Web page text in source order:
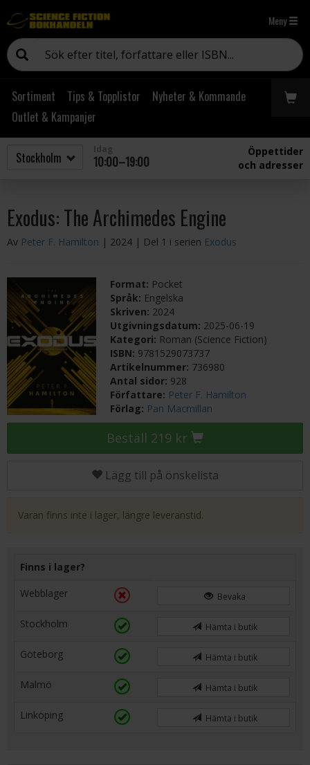
Meny
Sortiment Tips & Topplistor
Nyheter & Kommande
Outlet & Kampanjer
10:00–19:00
Öppettider
och adresser
Exodus: The Archimedes Engine
Av Peter F. Hamilton | 2024 | Del 1 i serien Exodus
Format: Pocket
Språk: Engelska
Skriven: 2024
Utgivningsdatum: 2025-06-19
Kategori: Roman (Science Fiction)
ISBN: 9781529073737
Artikelnummer: 736980
Antal sidor: 928
Författare: Peter F. Hamilton
Förlag: Pan Macmillan
Beställ 219 kr
Lägg till på önskelista
Varan finns inte i lager, längre leveranstid.
Finns i lager?
Webblager
Bevaka
Stockholm Hämta i butik
Göteborg Hämta i butik
Malmö Hämta i butik
Linköping Hämta i butik